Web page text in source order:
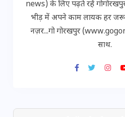
news) के लिए पढ़ते रहें
भीड़ में अपने काम लायक हर
नज़र...गो गोरखपुर
साथ.